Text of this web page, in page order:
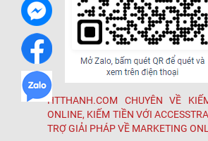
HTTHANH.COM CHUYÊN VỀ
ONLINE, KIẾM TIỀN VỚI
TRỢ GIẢI PHÁP VỀ MARKETING